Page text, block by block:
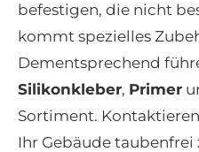
befestigen, die nicht
kommt spezielles
Dementsprechend
Silikonkleber, Primer
Sortiment.
Ihr Gebäude taubenfrei